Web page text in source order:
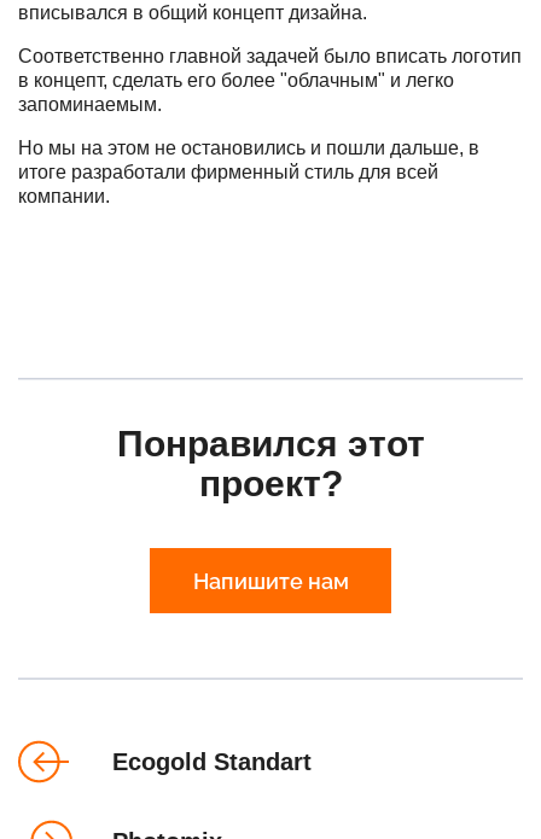
вписывался в общий концепт дизайна.
Соответственно главной задачей было вписать логотип
в концепт, сделать его более "облачным" и легко
запоминаемым.
Но мы на этом не остановились и пошли дальше, в
итоге разработали фирменный стиль для всей
компании.
Понравился этот
проект?
Напишите нам
Ecogold Standart